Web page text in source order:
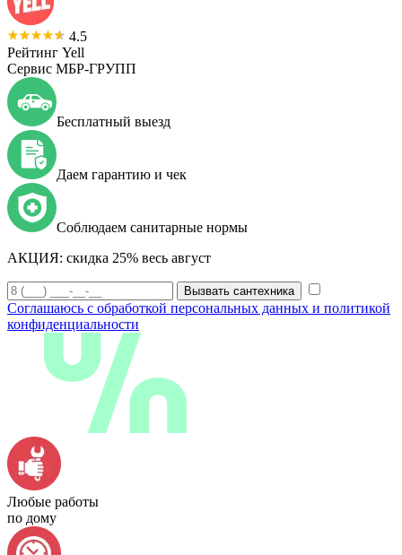
4.5
Рейтинг Yell
Сервис МБР-ГРУПП
Бесплатный выезд
Даем гарантию и чек
Соблюдаем санитарные нормы
АКЦИЯ: скидка 25% весь август
Вызвать сантехника
Соглашаюсь с обработкой персональных данных и политикой
конфиденциальности
Любые работы
по дому